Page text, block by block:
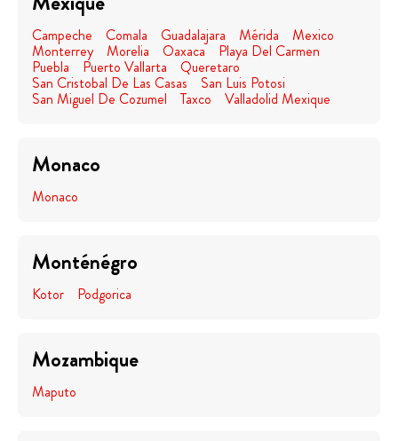
Campeche Comala Guadalajara Mérida Mexico
Monterrey Morelia Oaxaca Playa Del Carmen
Puebla Puerto Vallarta Queretaro
San Cristobal De Las Casas San Luis Potosi
San Miguel De Cozumel Taxco Valladolid Mexique
Monaco
Monaco
Monténégro
Kotor Podgorica
Mozambique
Maputo